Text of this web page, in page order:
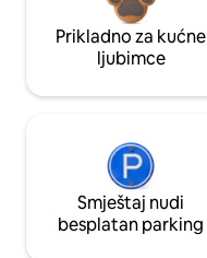
Prikladno za kućne
ljubimce
Smještaj nudi
besplatan parking